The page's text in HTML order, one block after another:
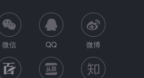
微信 QQ 微博